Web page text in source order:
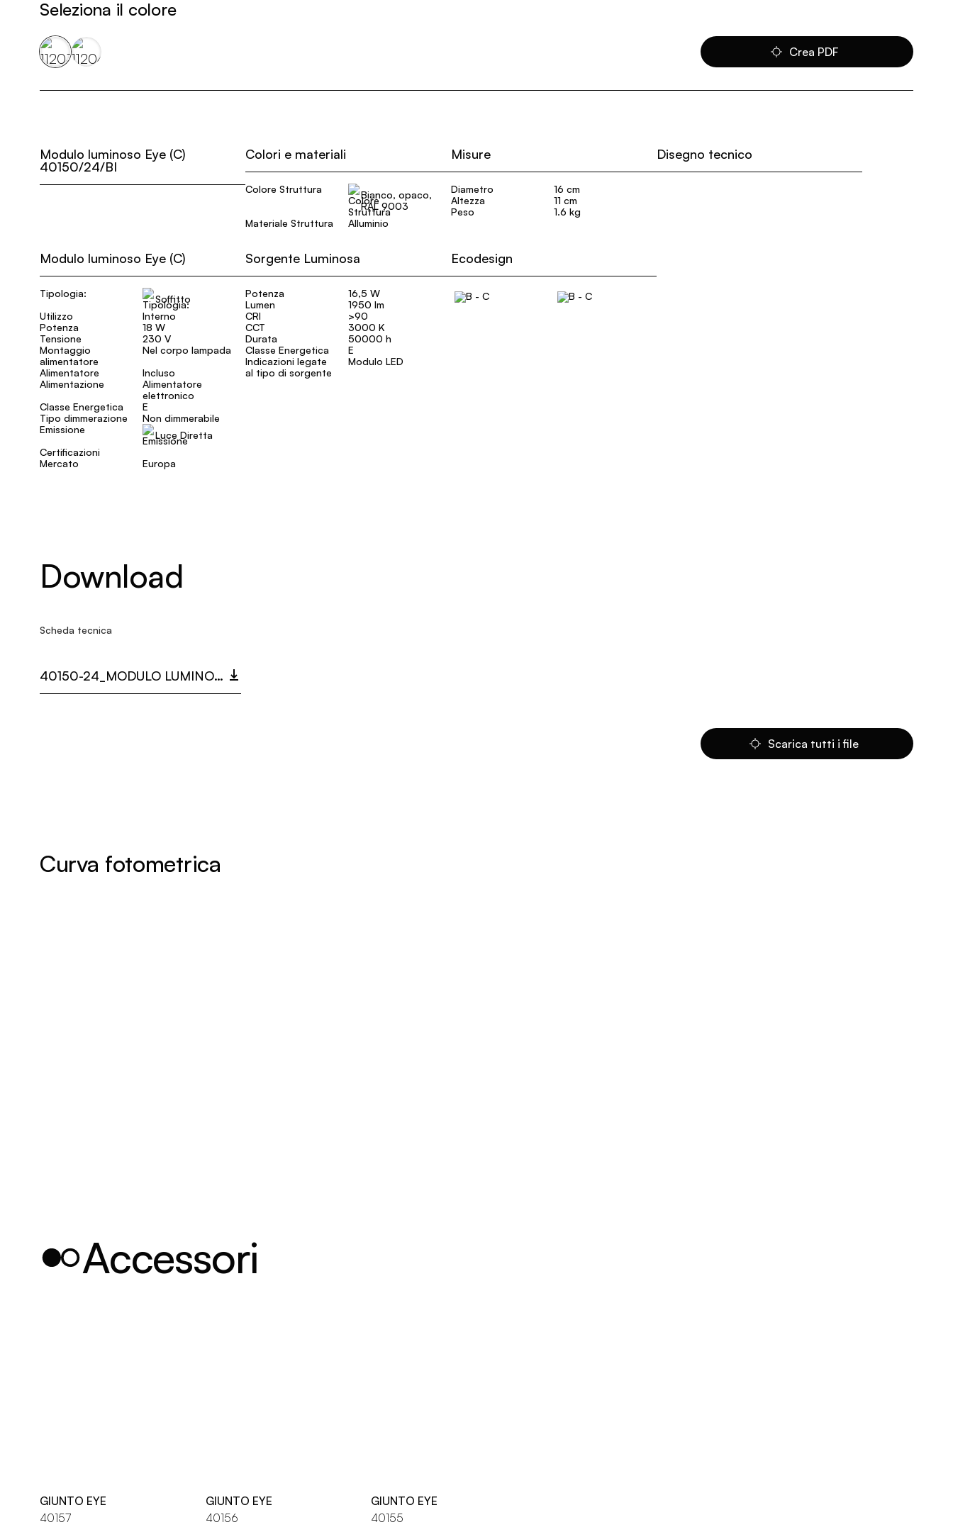
Seleziona il colore
Crea PDF
Modulo luminoso Eye (C)
40150/24/BI
Colori e materiali
Colore Struttura
Bianco, opaco,
RAL 9003
Materiale Struttura
Alluminio
Misure
Diametro
16 cm
Altezza
11 cm
Peso
1.6 kg
Disegno tecnico
Modulo luminoso Eye (C)
Tipologia:
Soffitto
Utilizzo
Interno
Potenza
18 W
Tensione
230 V
Montaggio
alimentatore
Nel corpo lampada
Alimentatore
Incluso
Alimentazione
Alimentatore
elettronico
Classe Energetica
E
Tipo dimmerazione
Non dimmerabile
Emissione
Luce Diretta
Certificazioni
Mercato
Europa
Sorgente Luminosa
Potenza
16,5 W
Lumen
1950 lm
CRI
>90
CCT
3000 K
Durata
50000 h
Classe Energetica
E
Indicazioni legate
al tipo di sorgente
Modulo LED
Ecodesign
Download
Scheda tecnica
40150-24_MODULO LUMINOSO EYE (C).PDF
Scarica tutti i file
Curva fotometrica
Accessori
GIUNTO EYE
40157
GIUNTO EYE
40156
GIUNTO EYE
40155